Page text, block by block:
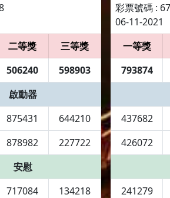
二等獎
三等獎
506240
598903
啟動器
875431
644210
878982
227722
安慰
717084
134218
彩票號碼 : 67
06-11-2021
一等獎
793874
437682
426072
241279